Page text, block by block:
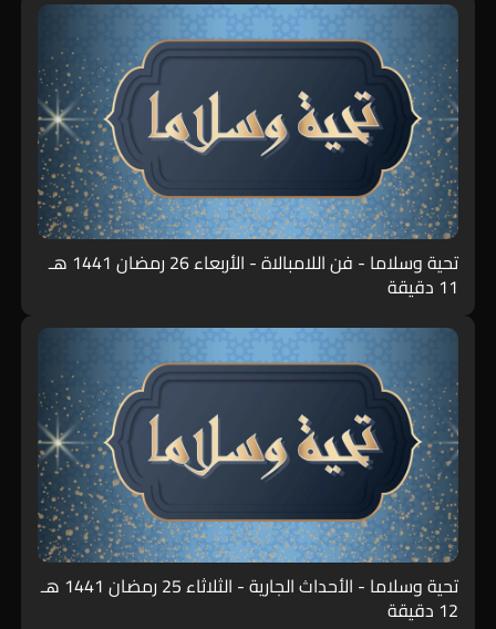
تحية وسلاما - فن اللامبالاة - الأربعاء 26 رمضان 1441 هـ
11 دقيقة
تحية وسلاما - الأحداث الجارية - الثلاثاء 25 رمضان 1441 هـ
12 دقيقة